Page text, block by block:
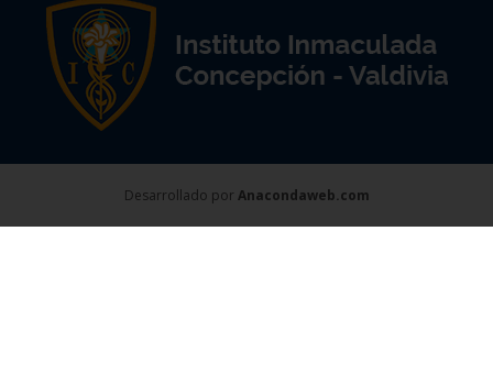
Desarrollado por Anacondaweb.com